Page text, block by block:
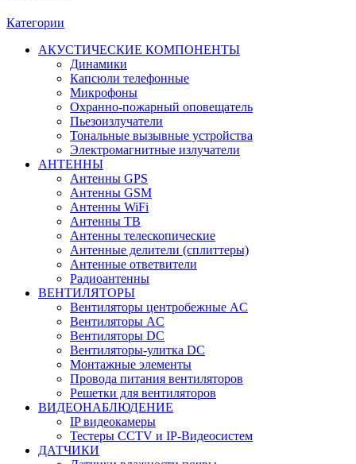
Категории
АКУСТИЧЕСКИЕ КОМПОНЕНТЫ
Динамики
Капсюли телефонные
Микрофоны
Охранно-пожарный оповещатель
Пьезоизлучатели
Тональные вызывные устройства
Электромагнитные излучатели
АНТЕННЫ
Антенны GPS
Антенны GSM
Антенны WiFi
Антенны ТВ
Антенны телескопические
Антенные делители (сплиттеры)
Антенные ответвители
Радиоантенны
ВЕНТИЛЯТОРЫ
Вентиляторы центробежные AC
Вентиляторы AC
Вентиляторы DC
Вентиляторы-улитка DC
Монтажные элементы
Провода питания вентиляторов
Решетки для вентиляторов
ВИДЕОНАБЛЮДЕНИЕ
IP видеокамеры
Тестеры CCTV и IP-Видеосистем
ДАТЧИКИ